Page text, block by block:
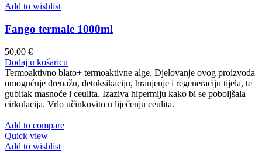
Add to wishlist
Fango termale 1000ml
50,00 €
Dodaj u košaricu
Termoaktivno blato+ termoaktivne alge. Djelovanje ovog proizvoda
omogućuje drenažu, detoksikaciju, hranjenje i regeneraciju tijela, te
gubitak masnoće i ceulita. Izaziva hipermiju kako bi se poboljšala
cirkulacija. Vrlo učinkovito u liječenju ceulita.
Add to compare
Quick view
Add to wishlist